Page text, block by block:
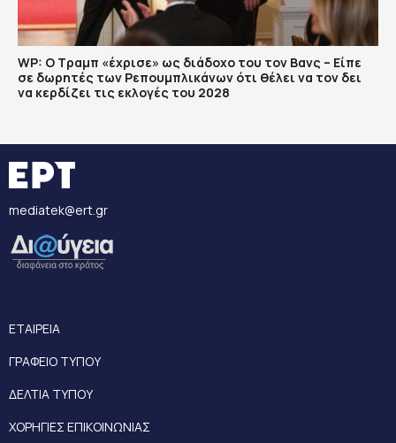
WP: Ο Τραμπ «έχρισε» ως διάδοχο του τον Βανς – Είπε
σε δωρητές των Ρεπουμπλικάνων ότι θέλει να τον δει
να κερδίζει τις εκλογές του 2028
mediatek@ert.gr
ΕΤΑΙΡΕΙΑ
ΓΡΑΦΕΙΟ ΤΥΠΟΥ
ΔΕΛΤΙΑ ΤΥΠΟΥ
ΧΟΡΗΓΙΕΣ ΕΠΙΚΟΙΝΩΝΙΑΣ